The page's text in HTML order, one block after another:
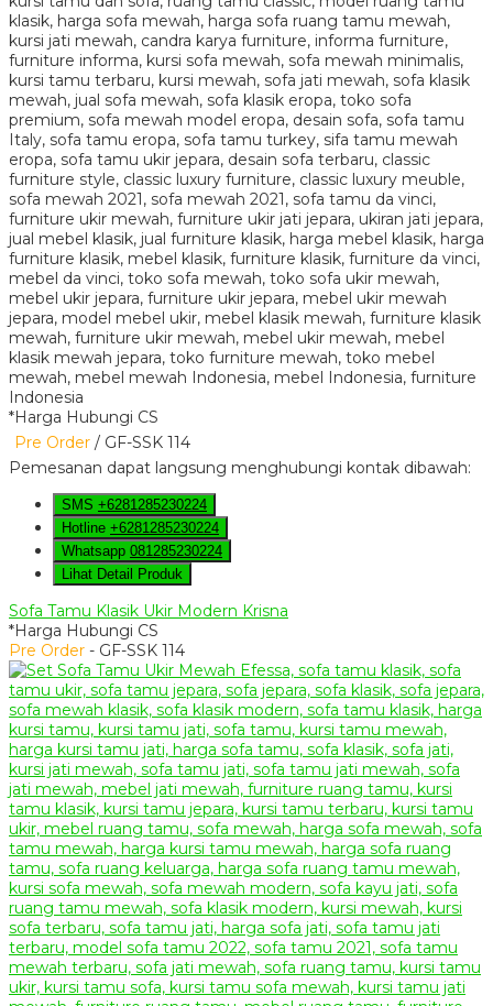
*Harga Hubungi CS
Pre Order / GF-SSK 114
Pemesanan dapat langsung menghubungi kontak dibawah:
SMS +6281285230224
Hotline +6281285230224
Whatsapp 081285230224
Lihat Detail Produk
Sofa Tamu Klasik Ukir Modern Krisna
*Harga Hubungi CS
Pre Order - GF-SSK 114